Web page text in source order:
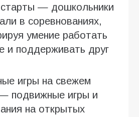
— дошкольники
в соревнованиях,
умение работать
и поддерживать друг
игры на свежем
подвижные игры и
на открытых